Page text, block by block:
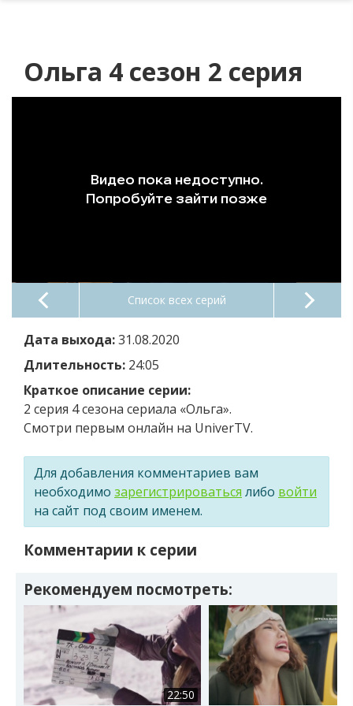
Ольга 4 сезон 2 серия
Список всех серий
Дата выхода:31.08.2020
Длительность: 24:05
Краткое описание серии:
2 серия 4 сезона сериала «Ольга».
Смотри первым онлайн на UniverTV.
Для добавления комментариев вам
необходимо зарегистрироваться либо войти
на сайт под своим именем.
Комментарии к серии
Рекомендуем посмотреть:
22:50